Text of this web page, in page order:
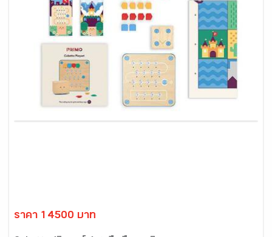
ราคา 14500 บาท